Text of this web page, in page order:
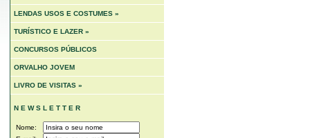
LENDAS USOS E COSTUMES »
TURÍSTICO E LAZER »
CONCURSOS PÚBLICOS
ORVALHO JOVEM
LIVRO DE VISITAS »
N E W S L E T T E R
Nome: